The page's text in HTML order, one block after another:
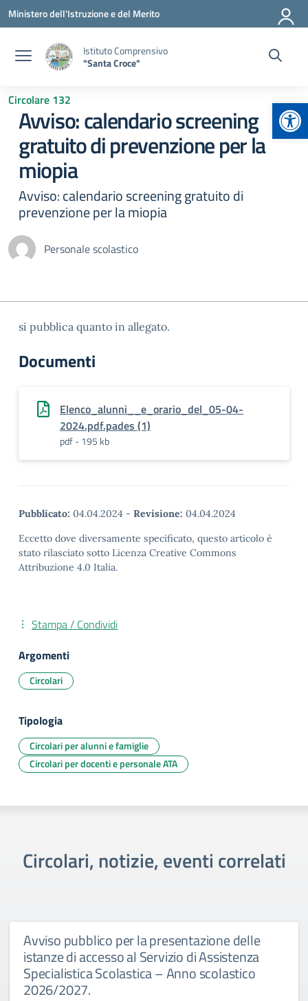
Vai ai contenuti
Vai al menu di navigazione
Vai al footer
Ministero dell'Istruzione e del Merito
Istituto Comprensivo
"Santa Croce"
Circolare 132
Avviso: calendario screening
gratuito di prevenzione per la
miopia
Avviso: calendario screening gratuito di
prevenzione per la miopia
Personale scolastico
si pubblica quanto in allegato.
Documenti
Elenco_alunni__e_orario_del_05-04-
2024.pdf.pades (1)
pdf - 195 kb
Pubblicato: 04.04.2024 - Revisione: 04.04.2024
Eccetto dove diversamente specificato, questo articolo è
stato rilasciato sotto Licenza Creative Commons
Attribuzione 4.0 Italia.
Stampa / Condividi
Argomenti
Circolari
Tipologia
Circolari per alunni e famiglie
Circolari per docenti e personale ATA
Circolari, notizie, eventi correlati
Avviso pubblico per la presentazione delle
istanze di accesso al Servizio di Assistenza
Specialistica Scolastica – Anno scolastico
2026/2027.